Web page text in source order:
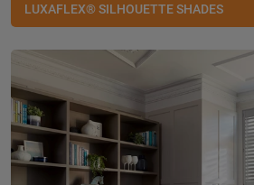
LUXAFLEX® SILHOUETTE SHADES